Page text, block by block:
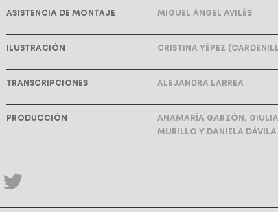
ASISTENCIA DE MONTAJE MIGUEL ÁNGEL AVILÉS
ILUSTRACIÓN CRISTINA YÉPEZ
TRANSCRIPCIONES ALEJANDRA LARREA
PRODUCCIÓN
ANAMARÍA GARZÓN,
MURILLO Y DANIELA DÁVILA